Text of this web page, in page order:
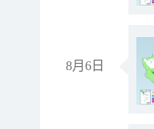
8月6日